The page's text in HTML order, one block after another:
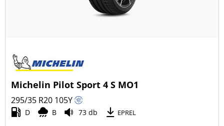
Michelin Pilot Sport 4 S MO1
295/35 R20 105Y
D B 73 db EPREL